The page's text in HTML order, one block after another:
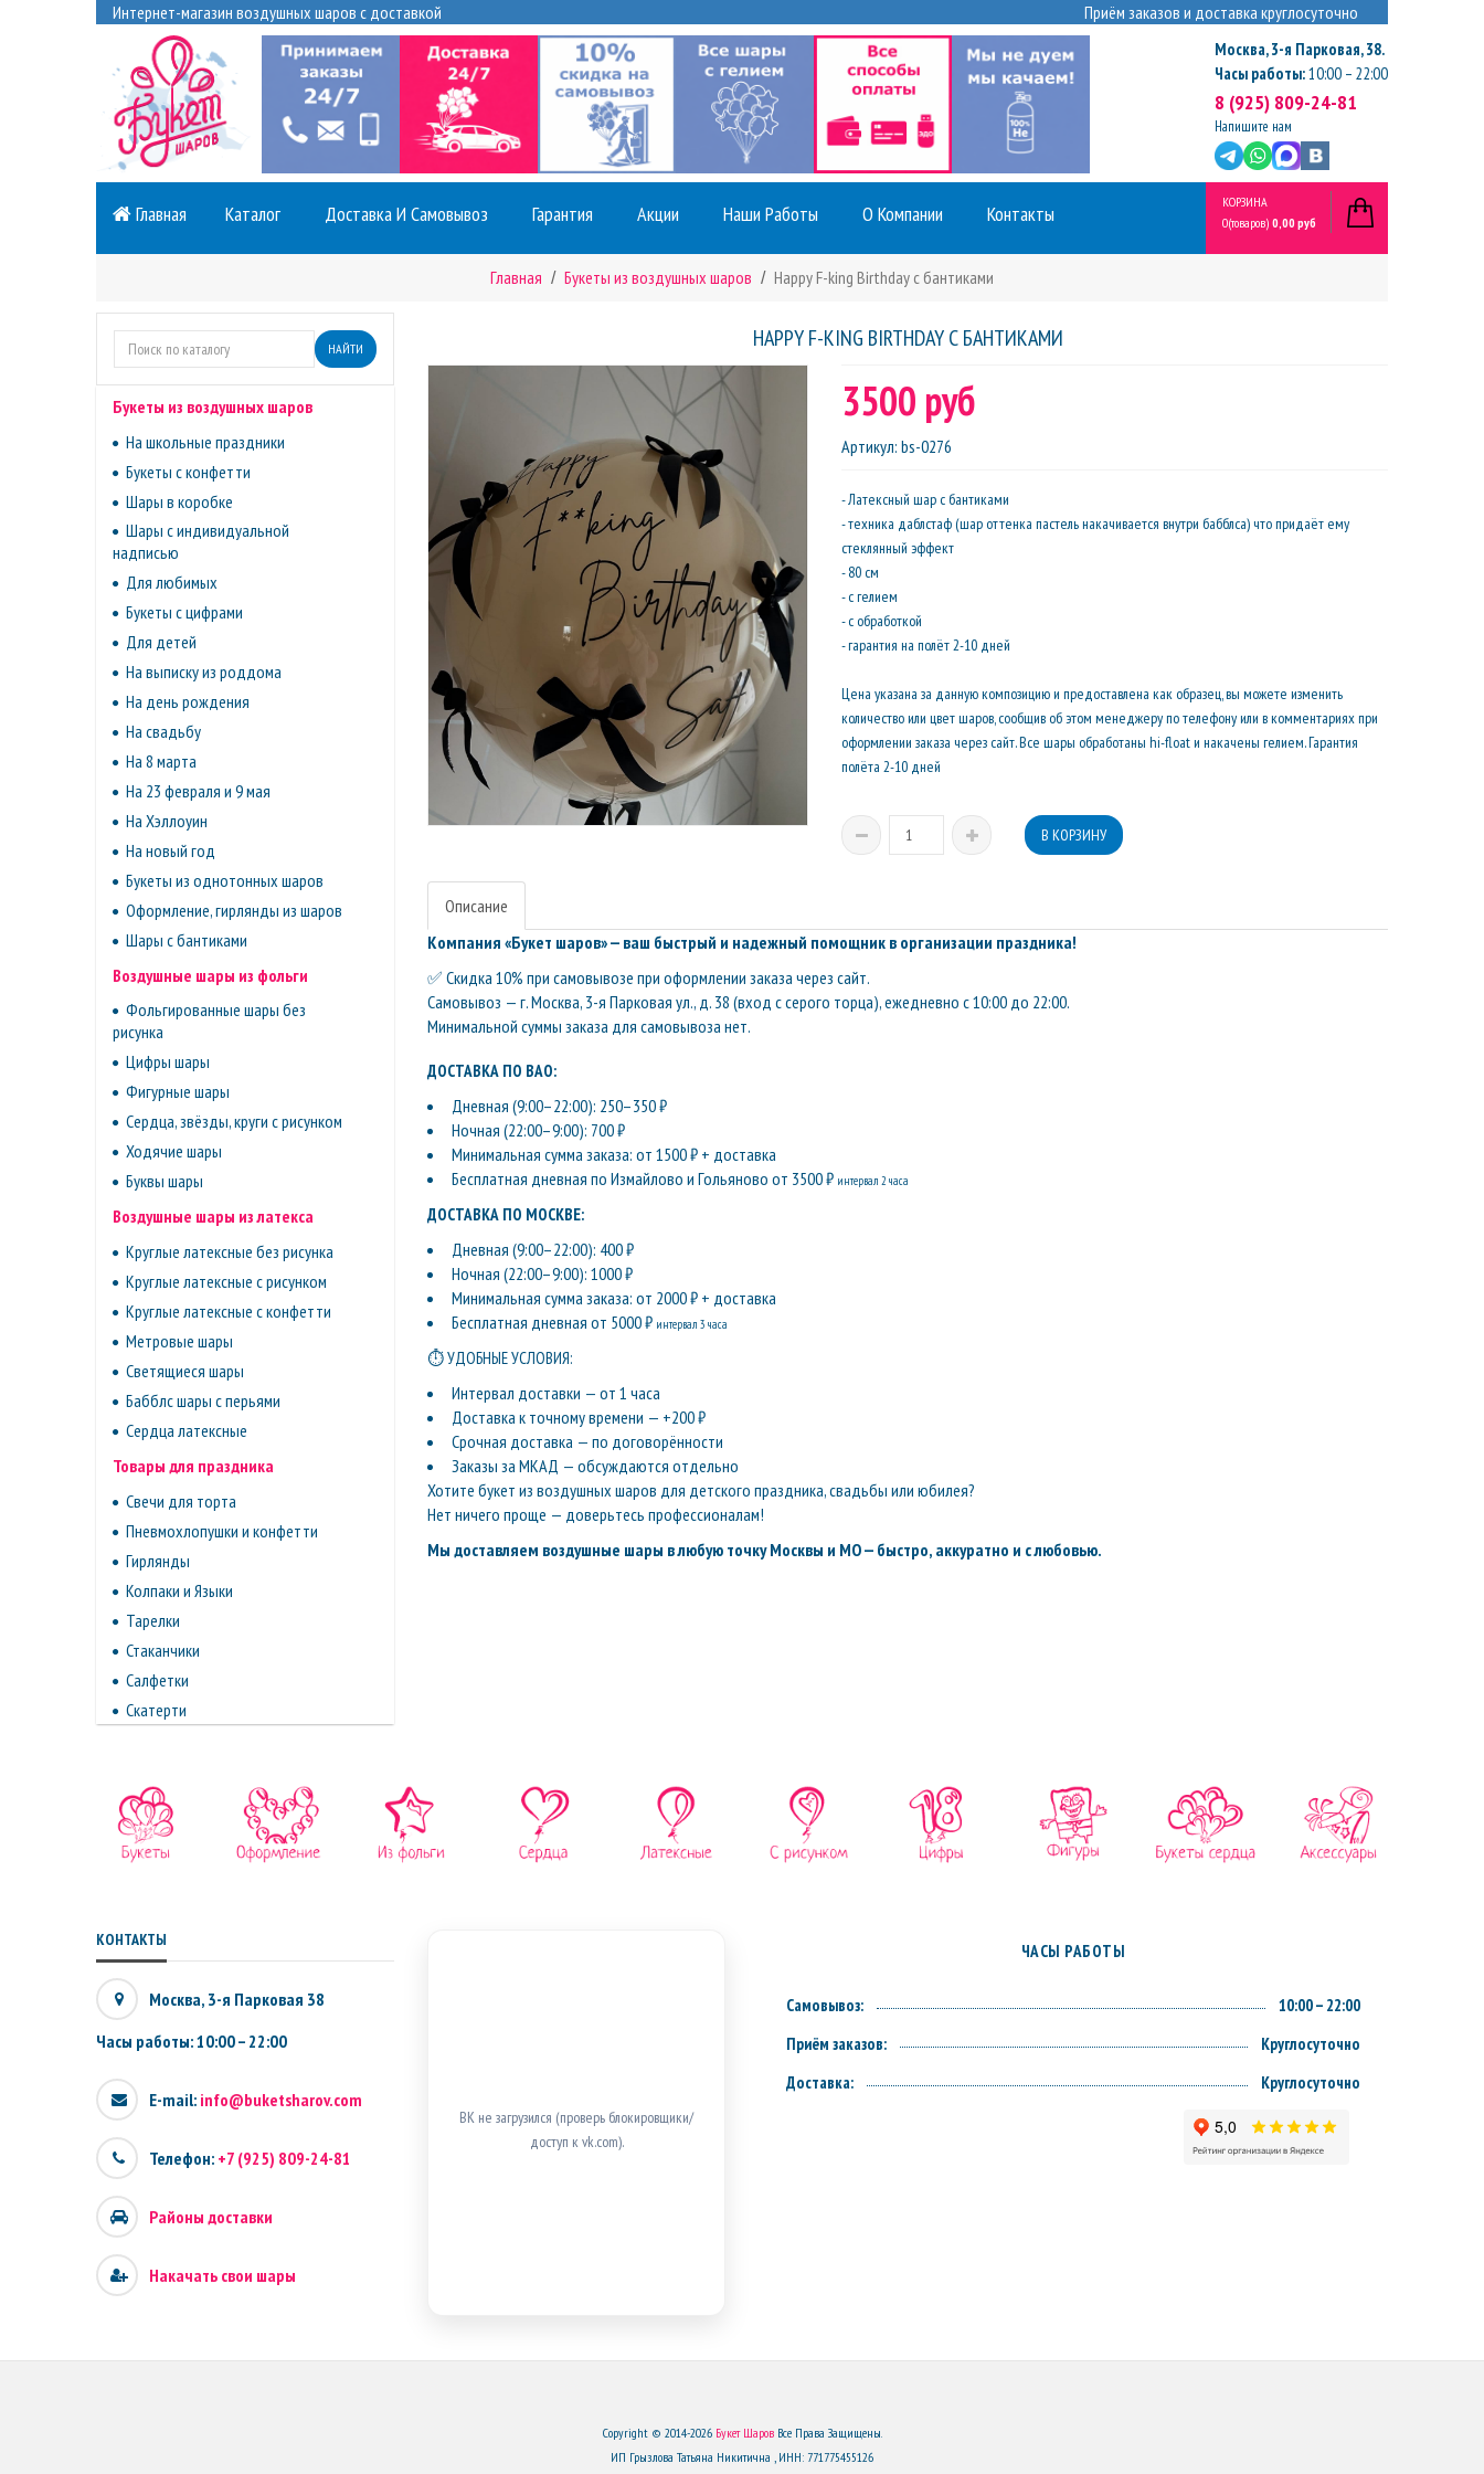
Интернет-магазин воздушных шаров с доставкой Приём заказов и доставка круглосуточно
Москва,3-я Парковая, 38.
Часы работы:10:00 – 22:00
8 (925) 809-24-81
Напишите нам
Главная Каталог Доставка И Самовывоз Гарантия Акции Наши Работы О Компании Контакты
КОРЗИНА
0(товаров) 0,00 руб
Главная Букеты из воздушных шаров Happy F-king Birthday с бантиками
НАЙТИ
Букеты из воздушных шаров
На школьные праздники
Букеты с конфетти
Шары в коробке
Шары с индивидуальной
надписью
Для любимых
Букеты с цифрами
Для детей
На выписку из роддома
На день рождения
На свадьбу
На 8 марта
На 23 февраля и 9 мая
На Хэллоуин
На новый год
Букеты из однотонных шаров
Оформление, гирлянды из шаров
Шары с бантиками
Воздушные шары из фольги
Фольгированные шары без
рисунка
Цифры шары
Фигурные шары
Сердца, звёзды, круги с рисунком
Ходячие шары
Буквы шары
Воздушные шары из латекса
Круглые латексные без рисунка
Круглые латексные с рисунком
Круглые латексные с конфетти
Метровые шары
Светящиеся шары
Бабблс шары с перьями
Сердца латексные
Товары для праздника
Свечи для торта
Пневмохлопушки и конфетти
Гирлянды
Колпаки и Языки
Тарелки
Стаканчики
Салфетки
Скатерти
HAPPY F-KING BIRTHDAY С БАНТИКАМИ
3500 руб
Артикул: bs-0276
- Латексный шар с бантиками
- техника даблстаф (шар оттенка пастель накачивается внутри бабблса) что придаёт ему
стеклянный эффект
- 80 см
- с гелием
- с обработкой
- гарантия на полёт 2-10 дней
Цена указана за данную композицию и предоставлена как образец, вы можете изменить
количество или цвет шаров, сообщив об этом менеджеру по телефону или в комментариях при
оформлении заказа через сайт. Все шары обработаны hi-float и накачены гелием. Гарантия
полёта 2-10 дней
Описание
Компания «Букет шаров» — ваш быстрый и надежный помощник в организации праздника!
✅ Скидка 10% при самовывозе при оформлении заказа через сайт.
Самовывоз — г. Москва, 3-я Парковая ул., д. 38 (вход с серого торца), ежедневно с 10:00 до 22:00.
Минимальной суммы заказа для самовывоза нет.
ДОСТАВКА ПО ВАО:
Дневная (9:00–22:00): 250–350 ₽
Ночная (22:00–9:00): 700 ₽
Минимальная сумма заказа: от 1500 ₽ + доставка
Бесплатная дневная по Измайлово и Гольяново от 3500 ₽ интервал 2 часа
ДОСТАВКА ПО МОСКВЕ:
Дневная (9:00–22:00): 400 ₽
Ночная (22:00–9:00): 1000 ₽
Минимальная сумма заказа: от 2000 ₽ + доставка
Бесплатная дневная от 5000 ₽ интервал 3 часа
⏱ УДОБНЫЕ УСЛОВИЯ:
Интервал доставки — от 1 часа
Доставка к точному времени — +200 ₽
Срочная доставка — по договорённости
Заказы за МКАД — обсуждаются отдельно
Хотите букет из воздушных шаров для детского праздника, свадьбы или юбилея?
Нет ничего проще — доверьтесь профессионалам!
Мы доставляем воздушные шары в любую точку Москвы и МО — быстро, аккуратно и с любовью.
КОНТАКТЫ
Москва, 3-я Парковая 38
Часы работы: 10:00 – 22:00
E-mail: info@buketsharov.com
Телефон: +7 (925) 809-24-81
Районы доставки
Накачать свои шары
ВК не загрузился (проверь блокировщики/
доступ к vk.com).
ЧАСЫ РАБОТЫ
Самовывоз:
10:00 – 22:00
Приём заказов:
Круглосуточно
Доставка:
Круглосуточно
Copyright © 2014-2026 Букет ШаровВсе Права Защищены.
ИП Грызлова Татьяна Никитична , ИНН: 771775455126